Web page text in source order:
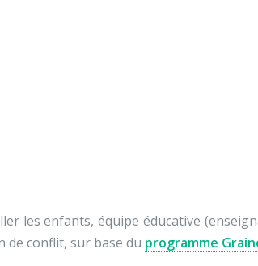
les enfants, équipe éducative
de conflit, sur base du programme